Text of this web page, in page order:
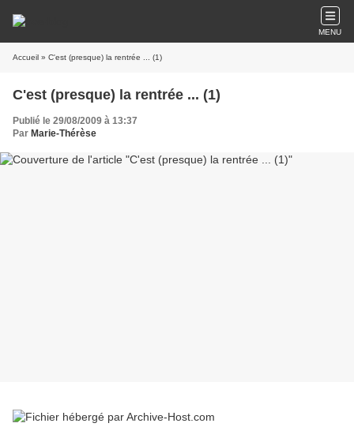
MENU
Accueil » C'est (presque) la rentrée ... (1)
C'est (presque) la rentrée ... (1)
Publié le 29/08/2009 à 13:37
Par Marie-Thérèse